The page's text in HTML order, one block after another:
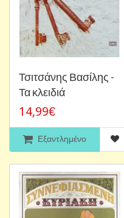
Τσιτσάνης Βασίλης -
Τα κλειδιά
14,99€
Εξαντλημένο